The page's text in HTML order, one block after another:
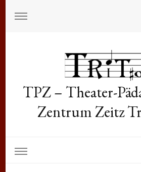
TPZ – Theater-
Zentrum Zeitz